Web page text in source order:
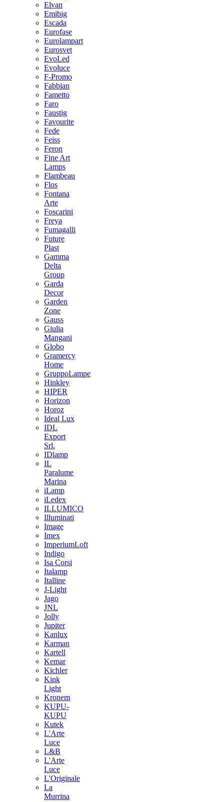
Elvan
Emibig
Escada
Eurofase
Eurolampart
Eurosvet
EvoLed
Evoluce
F-Promo
Fabbian
Fametto
Faro
Faustig
Favourite
Fede
Feiss
Feron
Fine Art
Lamps
Flambeau
Flos
Fontana
Arte
Foscarini
Freya
Fumagalli
Future
Plast
Gamma
Delta
Group
Garda
Decor
Garden
Zone
Gauss
Giulia
Mangani
Globo
Gramercy
Home
GruppoLampe
Hinkley
HIPER
Horizon
Horoz
Ideal Lux
IDL
Export
Srl.
IDlamp
IL
Paralume
Marina
iLamp
iLedex
ILLUMICO
Illuminati
Image
Imex
ImperiumLoft
Indigo
Isa Corsi
Italamp
Italline
J-Light
Jago
JNL
Jolly
Jupiter
Kanlux
Karman
Kartell
Kemar
Kichler
Kink
Light
Kronem
KUPU-
KUPU
Kutek
L'Arte
Luce
L&B
L'Arte
Luce
L'Originale
La
Murrina